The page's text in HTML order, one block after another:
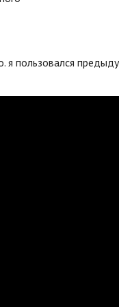
пользовался